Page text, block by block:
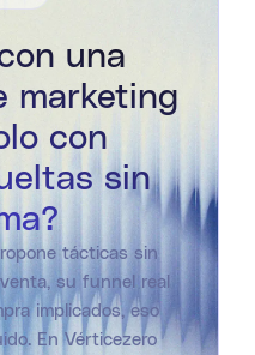
una
marketing
con
sin
tácticas sin
su funnel real
implicados, eso
En Vérticezero